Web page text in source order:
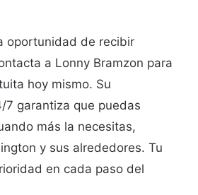
oportunidad de recibir
a Lonny Bramzon para
hoy mismo. Su
7 garantiza que puedas
más la necesitas,
y sus alrededores. Tu
en cada paso del